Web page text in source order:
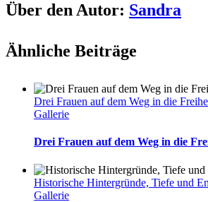
Über den Autor: Sandra
Ähnliche Beiträge
Drei Frauen auf dem Weg in die
Gallerie
Drei Frauen auf dem Weg in die
Historische Hintergründe, Tiefe und
Gallerie